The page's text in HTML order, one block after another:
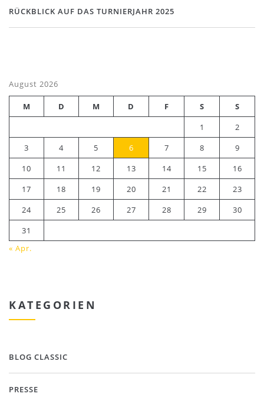
RÜCKBLICK AUF DAS TURNIERJAHR 2025
August 2026
M D M D F S
S
1
2
3
4 5 6 7 8
9
10
11 12 13 14 15
16
17
18 19 20 21 22
23
24
25 26 27 28 29
30
31
« Apr.
KATEGORIEN
BLOG CLASSIC
PRESSE